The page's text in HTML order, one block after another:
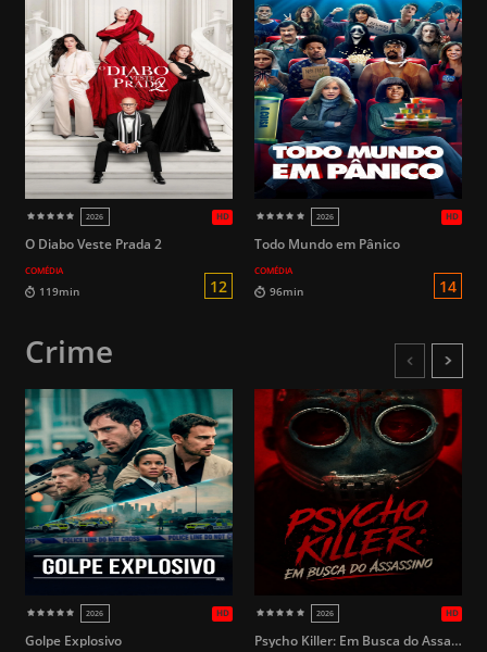
HD
2026
108min 14 99min
O Diabo Veste Prada 2
COMÉDIA
Todo Mundo em Pânico
COMÉDIA
Crime
Golpe Explosivo Psycho Killer: Em Busca do Assassino